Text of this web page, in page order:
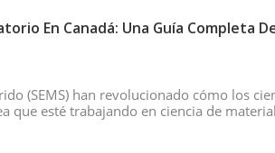
En Canadá: Una Guía Completa
(SEMS) han revolucionado cómo los
que esté trabajando en ciencia de